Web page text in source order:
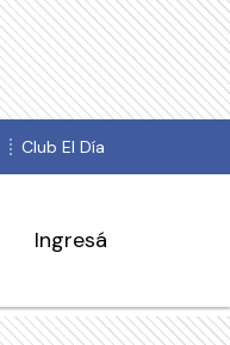
Club El Día
Ingresá